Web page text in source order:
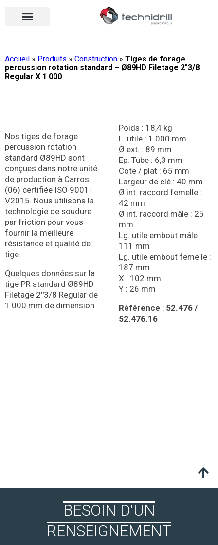
Accueil » Produits » Construction » Tiges de forage
percussion rotation standard – Ø89HD Filetage 2″3/8
Regular X 1 000
Nos tiges de forage
percussion rotation
standard Ø89HD sont
conçues dans notre unité
de production à Carros
(06) certifiée ISO 9001-
V2015. Nous utilisons la
technologie de soudure
par friction pour vous
fournir la meilleure
résistance et qualité de
tige.
Quelques données sur la
tige PR standard Ø89HD
Filetage 2″3/8 Regular de
1 000 mm de dimension :
Poids : 18,4 kg
L. utile : 1 000 mm
Ø ext. : 89 mm
Ep. Tube : 6,3 mm
Cote / plat : 65 mm
Largeur de clé : 40 mm
Ø int. raccord femelle :
42 mm
Ø int. raccord mâle : 25
mm
Lg. utile embout mâle :
111 mm
Lg. utile embout femelle :
187 mm
X : 102 mm
Y : 26 mm
Référence : 52.476 /
52.476.16
BESOIN D'UN
RENSEIGNEMENT